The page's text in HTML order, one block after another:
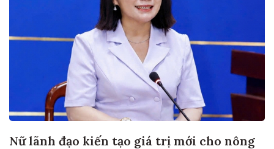
Nữ lãnh đạo kiến tạo giá trị mới cho nông